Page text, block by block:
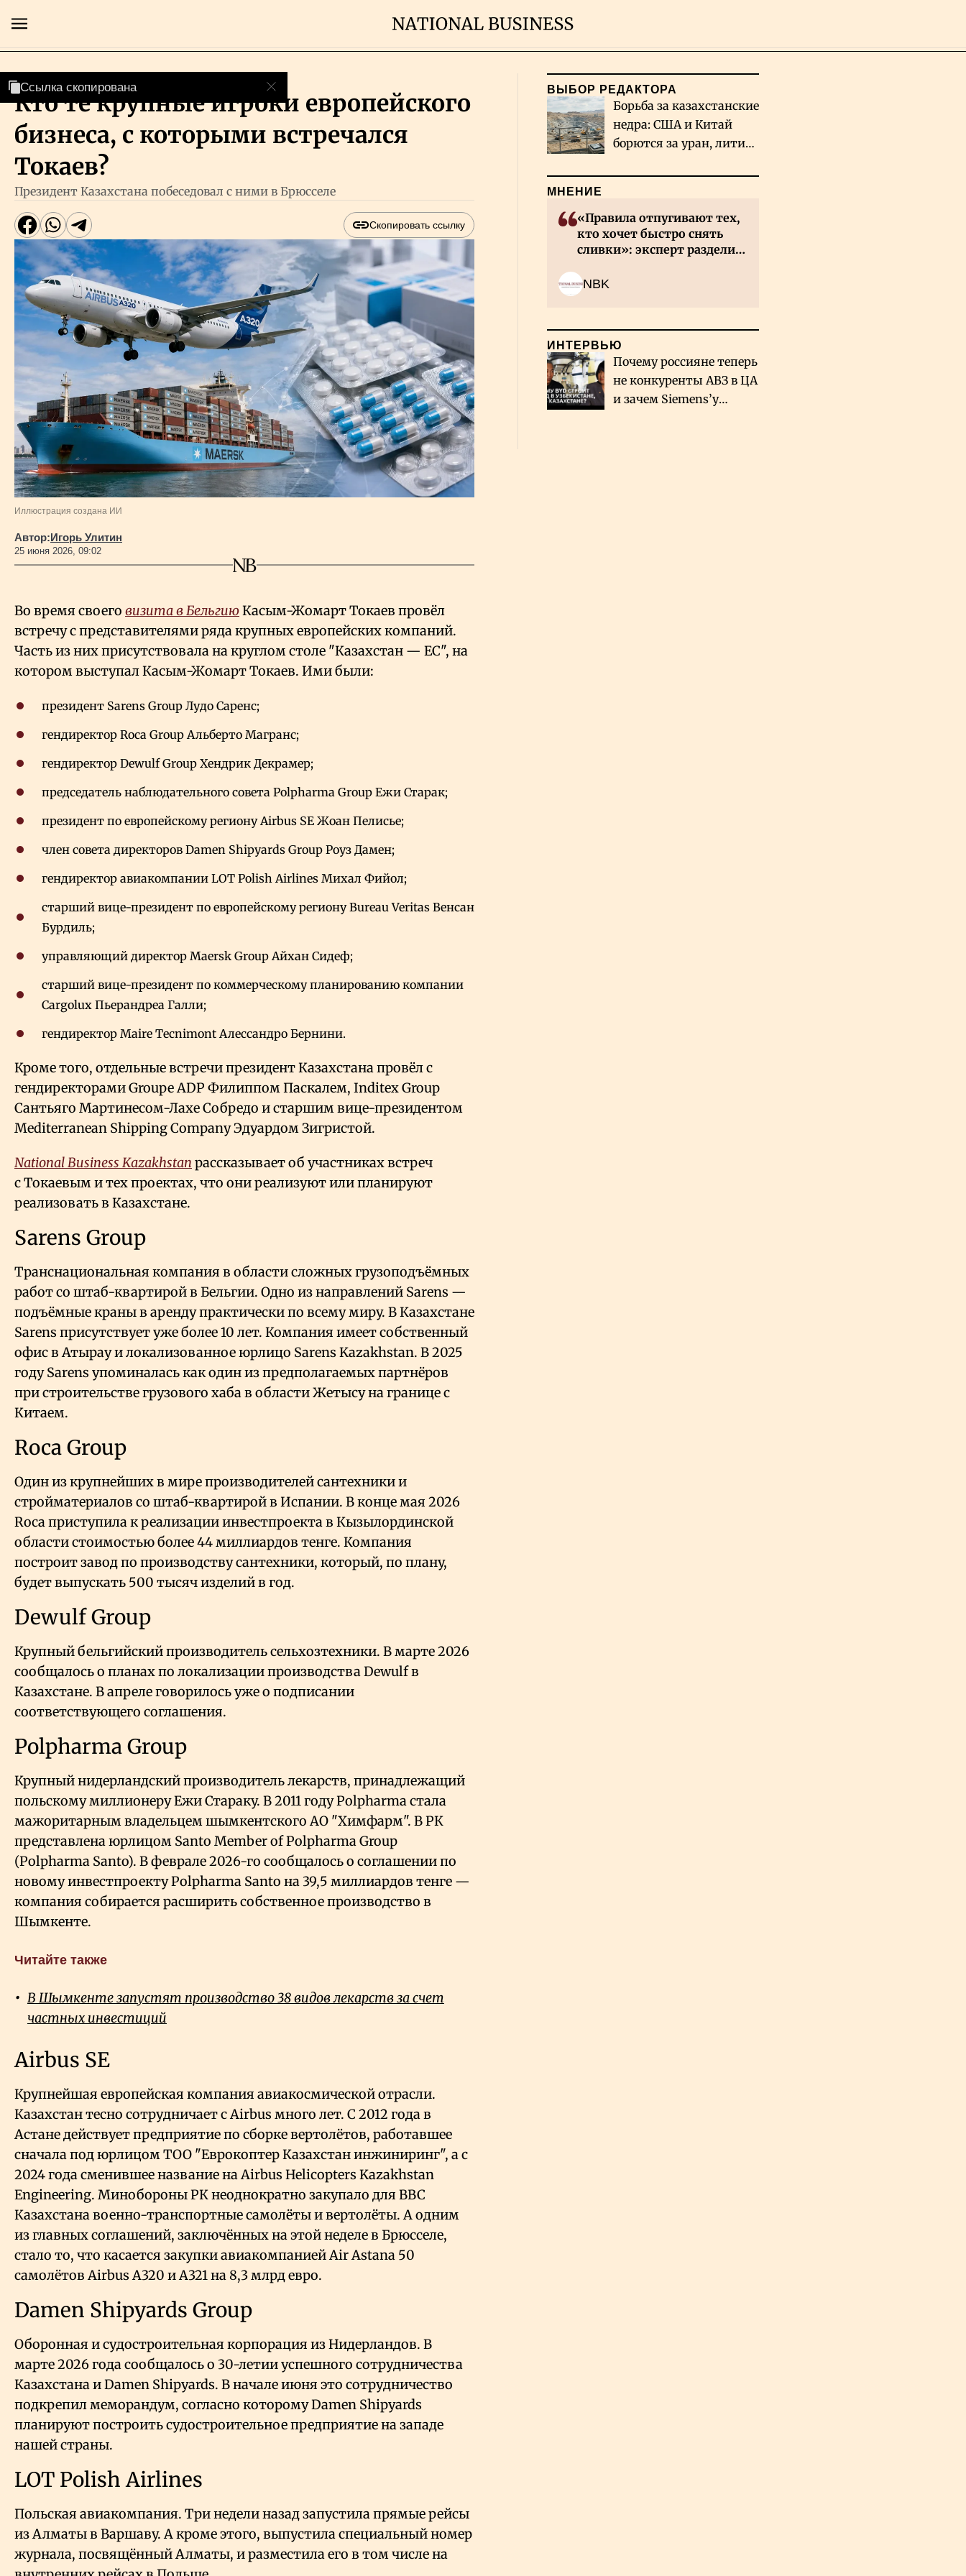
Главная
Бизнес
Рынки
Технологии
Власть
Геополитика
Исследования
Люди
Life & Arts
О нас
Инвестиции
Кто те крупные игроки европейского
бизнеса, с которыми встречался
Токаев?
Президент Казахстана побеседовал с ними в Брюсселе
Скопировать ссылку
Ссылка скопирована
Иллюстрация создана ИИ
Автор: Игорь Улитин
25 июня 2026, 09:02
Во время своего визита в БельгиюКасым-Жомарт Токаев провёл
встречу с представителями ряда крупных европейских компаний.
Часть из них присутствовала на круглом столе "Казахстан — ЕС", на
котором выступал Касым-Жомарт Токаев. Ими были:
президент Sarens Group Лудо Саренс;
гендиректор Roca Group Альберто Магранс;
гендиректор Dewulf Group Хендрик Декрамер;
председатель наблюдательного совета Polpharma Group Ежи Старак;
президент по европейскому региону Airbus SE Жоан Пелисье;
член совета директоров Damen Shipyards Group Роуз Дамен;
гендиректор авиакомпании LOT Polish Airlines Михал Фийол;
старший вице-президент по европейскому региону Bureau Veritas Венсан
Бурдиль;
управляющий директор Maersk Group Айхан Сидеф;
старший вице-президент по коммерческому планированию компании
Cargolux Пьерандреа Галли;
гендиректор Maire Tecnimont Алессандро Бернини.
Кроме того, отдельные встречи президент Казахстана провёл с
гендиректорами Groupe ADP Филиппом Паскалем, Inditex Group
Сантьяго Мартинесом-Лахе Собредо и старшим вице-президентом
Mediterranean Shipping Company Эдуардом Зигристой.
National Business Kazakhstan рассказывает об участниках встреч
с Токаевым и тех проектах, что они реализуют или планируют
реализовать в Казахстане.
Sarens Group
Транснациональная компания в области сложных грузоподъёмных
работ со штаб-квартирой в Бельгии. Одно из направлений Sarens —
подъёмные краныв арендупрактически по всему миру. В Казахстане
Sarens присутствует уже более 10 лет. Компания имеет собственный
офис в Атырау и локализованное юрлицо Sarens Kazakhstan. В 2025
году Sarens упоминалась как один из предполагаемых партнёров
при строительстве грузового хаба в области Жетысу на границе с
Китаем.
Roca Group
Один из крупнейших в мире производителей сантехники и
стройматериалов со штаб-квартирой в Испании. В конце мая 2026
Roca приступила к реализации инвестпроекта в Кызылординской
области стоимостью более 44 миллиардов тенге. Компания
построит завод по производству сантехники, который, по плану,
будет выпускать 500 тысяч изделий в год.
Dewulf Group
Крупный бельгийский производитель сельхозтехники. В марте 2026
сообщалось о планах по локализации производства Dewulf в
Казахстане. В апреле говорилось уже о подписании
соответствующего соглашения.
Polpharma Group
Крупный нидерландский производитель лекарств, принадлежащий
польскому миллионеру Ежи Стараку. В 2011 году Polpharma стала
мажоритарным владельцем шымкентского АО "Химфарм". В РК
представлена юрлицом Santo Member of Polpharma Group
(Polpharma Santo). В феврале 2026-го сообщалось о соглашении по
новому инвестпроекту Polpharma Santo на 39,5 миллиардов тенге —
компания собирается расширить собственное производство в
Шымкенте.
Читайте также
В Шымкенте запустят производство 38 видов лекарств за счет
частных инвестиций
Airbus SE
Крупнейшая европейская компания авиакосмической отрасли.
Казахстан тесно сотрудничает с Airbus много лет. С 2012 года в
Астане действует предприятие по сборке вертолётов, работавшее
сначала под юрлицом ТОО "Еврокоптер Казахстан инжиниринг", а с
2024 года сменившее название на Airbus Helicopters Kazakhstan
Engineering. Минобороны РК неоднократно закупало для ВВС
Казахстана военно-транспортные самолёты и вертолёты. А одним
из главных соглашений, заключённых на этой неделе в Брюсселе,
стало то, что касается закупки авиакомпанией Air Astana 50
самолётов Airbus A320 и A321 на 8,3 млрд евро.
Damen Shipyards Group
Оборонная и судостроительная корпорация из Нидерландов. В
марте 2026 года сообщалось о 30-летии успешного сотрудничества
Казахстана и Damen Shipyards. В начале июня это сотрудничество
подкрепил меморандум, согласно которому Damen Shipyards
планируют построить судостроительное предприятие на западе
нашей страны.
LOT Polish Airlines
Польская авиакомпания. Три недели назад запустила прямые рейсы
из Алматы в Варшаву. А кроме этого, выпустила специальный номер
журнала, посвящённый Алматы, и разместила его в том числе на
ВЫБОР РЕДАКТОРА
Борьба за казахстанские
недра: США и Китай
борются за уран, литий
МНЕНИЕ
«Правила отпугивают тех,
кто хочет быстро снять
сливки»: эксперт разделил
NBK
ИНТЕРВЬЮ
Почему россияне теперь
не конкуренты АВЗ в ЦА
и зачем Siemens’у
Ссылка скопирована